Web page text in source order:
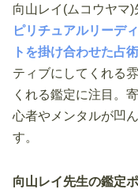
向山レイ(ムコウヤマ
ピリチュアルリーデ
トを掛け合わせた占術
ティブにしてくれる
くれる鑑定に注目。
心者やメンタルが凹
す。
向山レイ先生の鑑定